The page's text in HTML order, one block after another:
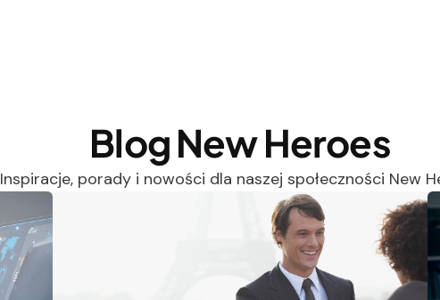
Blog New Heroes
Inspiracje, porady i nowości dla naszej społeczności New